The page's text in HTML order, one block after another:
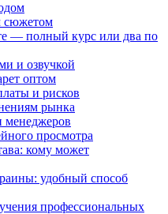
сюжетом
— полный курс или два по
и озвучкой
оптом
и рисков
рынка
менеджеров
просмотра
кому может
удобный способ
профессиональных